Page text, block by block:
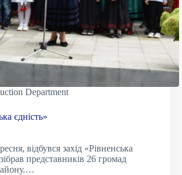
Department
єдність»
відбувся захід «Рівненська
представників 26 громад